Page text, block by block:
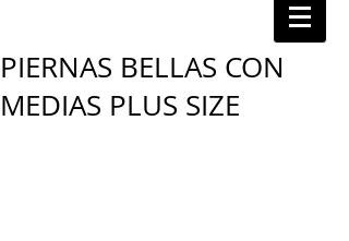
PIERNAS BELLAS CON
MEDIAS PLUS SIZE